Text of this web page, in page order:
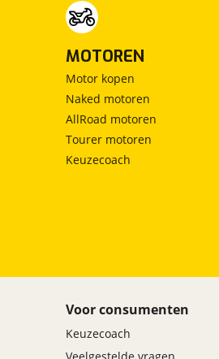
MOTOREN
Motor kopen
Naked motoren
AllRoad motoren
Tourer motoren
Keuzecoach
Voor consumenten
Keuzecoach